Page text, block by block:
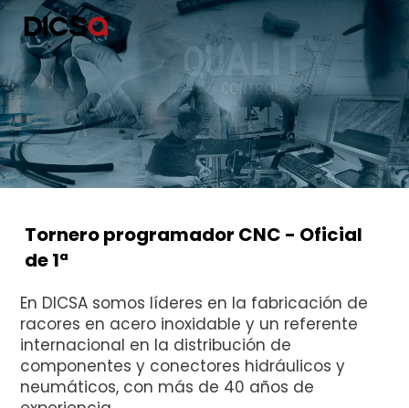
Tornero programador CNC - Oficial
de 1ª
En DICSA somos líderes en la fabricación de
racores en acero inoxidable y un referente
internacional en la distribución de
componentes y conectores hidráulicos y
neumáticos, con más de 40 años de